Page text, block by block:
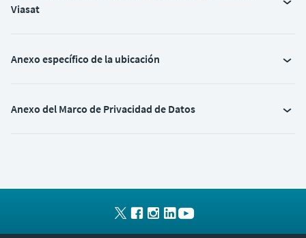
Viasat
Anexo específico de la ubicación
Anexo del Marco de Privacidad de Datos